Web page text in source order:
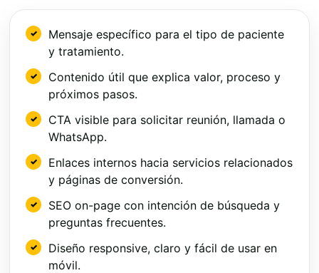
Mensaje específico para el tipo de paciente
y tratamiento.
Contenido útil que explica valor, proceso y
próximos pasos.
CTA visible para solicitar reunión, llamada o
WhatsApp.
Enlaces internos hacia servicios relacionados
y páginas de conversión.
SEO on-page con intención de búsqueda y
preguntas frecuentes.
Diseño responsive, claro y fácil de usar en
móvil.